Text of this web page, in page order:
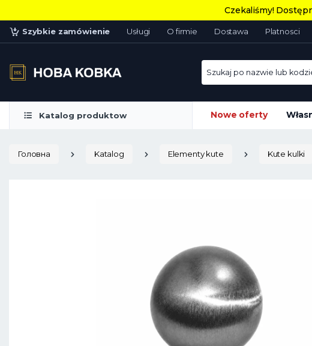
Czekaliśmy!
Szybkie zamówienie Usługi O firmie Dostawa Platnosci
Szukaj po nazwie lub
Katalog produktow Nowe oferty
Головна Katalog Elementy kute Kute kulki